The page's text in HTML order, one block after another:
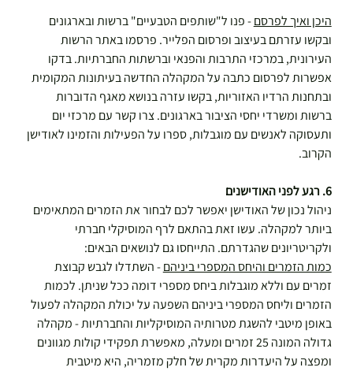
היכן ואיך לפרסם - פנו ל"שותפים הטבעיים" ברשות ובארגונים
ובקשו עזרתם בעיצוב ופרסום הפלייר. פרסמו באתר הרשות
העירונית, במרכזי התרבות והפנאי וברשתות החברתיות. בדקו
אפשרות לפרסום כתבה על המקהלה החדשה בעיתונות המקומית
ובתחנות הרדיו האזוריות, בקשו עזרה בנושא מאגף הדוברות
ברשות ומשרדי יחסי הציבור בארגונים. צרו קשר עם מרכזי יום
ותעסוקה לאנשים עם מוגבלות, ספרו על הפעילות והזמינו לאודישן
הקרוב.
6. רגע לפני האודישנים
ניהול נכון של האודישן יאפשר לכם לבחור את הזמרים המתאימים
ביותר למקהלה. עשו זאת בהתאם לרף המוסיקלי חברתי
ולקריטריונים שהגדרתם. התייחסו גם לנושאים הבאים:
כמות הזמרים והיחס המספרי ביניהם - השתדלו לגבש קבוצת
זמרים עם וללא מוגבלות ביחס מספרי דומה ככל שניתן. לכמות
הזמרים וליחס המספרי ביניהם השפעה על יכולת המקהלה לפעול
באופן מיטבי להשגת מטרותיה המוסיקליות והחברתיות - מקהלה
גדולה המונה 25 זמרים ומעלה, מאפשרת תפקידי קולות מגוונים
ומפצה על היעדרות מקרית של חלק מזמריה, היא מיטבית